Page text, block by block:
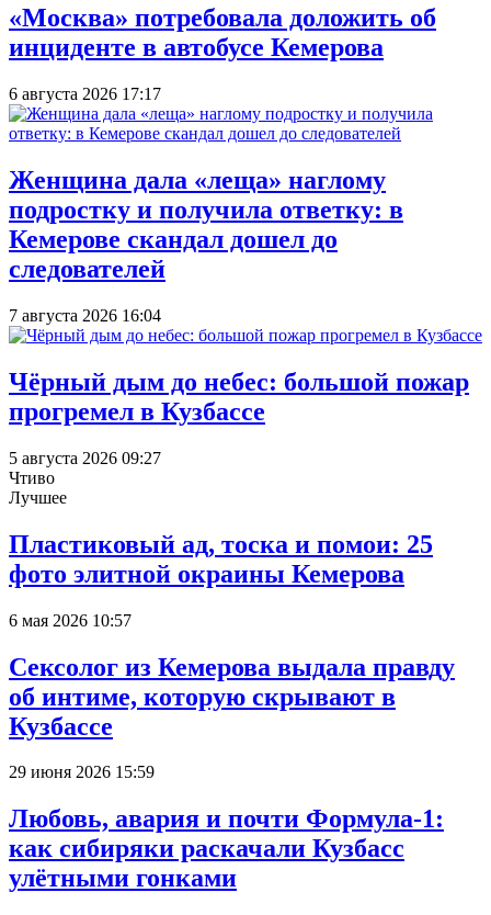
«Москва» потребовала доложить об
инциденте в автобусе Кемерова
6 августа 2026 17:17
Женщина дала «леща» наглому
подростку и получила ответку: в
Кемерове скандал дошел до
следователей
7 августа 2026 16:04
Чёрный дым до небес: большой пожар
прогремел в Кузбассе
5 августа 2026 09:27
Чтиво
Лучшее
Пластиковый ад, тоска и помои: 25
фото элитной окраины Кемерова
6 мая 2026 10:57
Сексолог из Кемерова выдала правду
об интиме, которую скрывают в
Кузбассе
29 июня 2026 15:59
Любовь, авария и почти Формула-1:
как сибиряки раскачали Кузбасс
улётными гонками